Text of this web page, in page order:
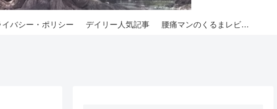
イバシー・ポリシー デイリー人気記事 腰痛マンのくるまレビュー